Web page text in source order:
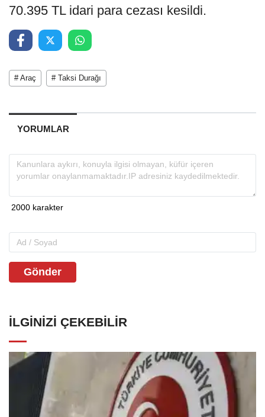
70.395 TL idari para cezası kesildi.
# Araç # Taksi Durağı
YORUMLAR
Gönder
İLGINIZI ÇEKEBILIR